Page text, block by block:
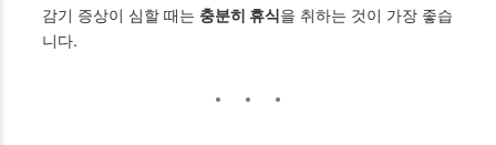
감기 증상이 심할 때는 충분히 휴식을 취하는 것이 가장 좋습
니다.